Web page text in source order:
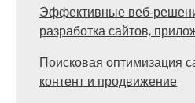
Эффективные
разработка сайтов,
Поисковая оптимизация
контент и продвижение